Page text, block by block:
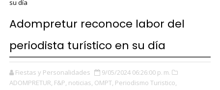
su día
Adompretur reconoce labor del
periodista turístico en su día
Fiestas y Personalidades
9/05/2024 06:26:00 p. m.
ADOMPRETUR, F&P, noticias, OMPT, Periodismo Turistico,